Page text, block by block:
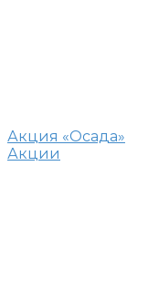
Акция «Осада»
Акции